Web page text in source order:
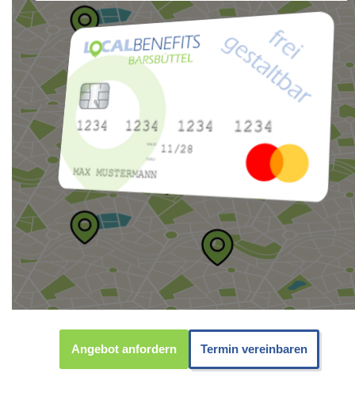
Angebot anfordern Termin vereinbaren